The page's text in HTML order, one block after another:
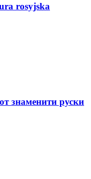
rosyjska
знаменити руски